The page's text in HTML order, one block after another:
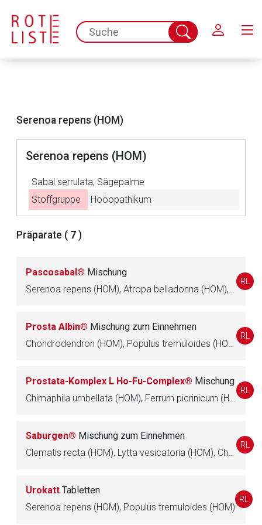
spc.search.input.placeholder
Suche
abschicken
Serenoa repens (HOM)
Serenoa repens (HOM)
Sabal serrulata, Sägepalme
Stoffgruppe
Hoöopathikum
Präparate ( 7 )
Pascosabal® Mischung
Serenoa repens (HOM), Atropa belladonna (HOM), Citrullus colocynthis (HOM), Hydrangea (HOM)
RL
Prosta Albin® Mischung zum Einnehmen
Chondrodendron (HOM), Populus tremuloides (HOM), Serenoa repens (HOM)
RL
Prostata-Komplex L Ho-Fu-Complex® Mischung
Chimaphila umbellata (HOM), Ferrum picrinicum (HOM), Magnesium carbonicum (HOM), Serenoa repens (HOM), Delphinium staphisagria (HOM)
RL
Saburgen® Mischung zum Einnehmen
Clematis recta (HOM), Lytta vesicatoria (HOM), Chondrodendron (HOM), Populus tremuloides (HOM), Serenoa repens (HOM)
RL
Urokatt Tabletten
Serenoa repens (HOM), Populus tremuloides (HOM)
RL
Aufruf einer externen Seite
Seite. Für die Inhalte der externen Web-Seite ist deren
Betreiber verantwortlich. Ebenso gelten dort ggf. andere
Datenschutzbestimmungen.
Zurück zur rote-liste.de Zur Seite